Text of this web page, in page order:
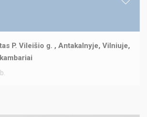
P. Vileišio g. , Antakalnyje, Vilniuje,